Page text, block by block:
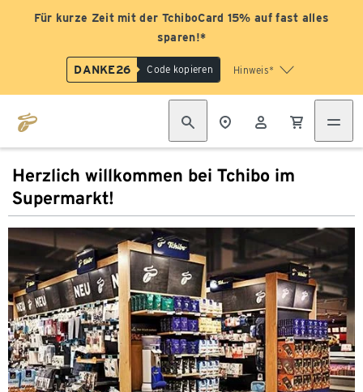
Für kurze Zeit mit der TchiboCard 15% auf fast alles
sparen!*
DANKE26 Code kopieren Hinweis*
Herzlich willkommen bei Tchibo im
Supermarkt!